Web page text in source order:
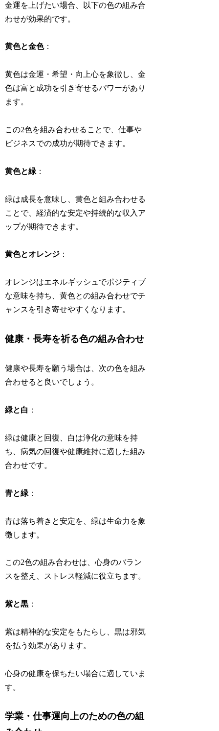
金運を上げたい場合、以下の色の組み合
わせが効果的です。
黄色と金色：
黄色は金運・希望・向上心を象徴し、金
色は富と成功を引き寄せるパワーがあり
ます。
この2色を組み合わせることで、仕事や
ビジネスでの成功が期待できます。
黄色と緑 ：
緑は成長を意味し、黄色と組み合わせる
ことで、経済的な安定や持続的な収入ア
ップが期待できます。
黄色とオレンジ ：
オレンジはエネルギッシュでポジティブ
な意味を持ち、黄色との組み合わせでチ
ャンスを引き寄せやすくなります。
健康・長寿を祈る色の組み合わせ
健康や長寿を願う場合は、次の色を組み
合わせると良いでしょう。
緑と白 ：
緑は健康と回復、白は浄化の意味を持
ち、病気の回復や健康維持に適した組み
合わせです。
青と緑 ：
青は落ち着きと安定を、緑は生命力を象
徴します。
この2色の組み合わせは、心身のバラン
スを整え、ストレス軽減に役立ちます。
紫と黒 ：
紫は精神的な安定をもたらし、黒は邪気
を払う効果があります。
心身の健康を保ちたい場合に適していま
す。
学業・仕事運向上のための色の組